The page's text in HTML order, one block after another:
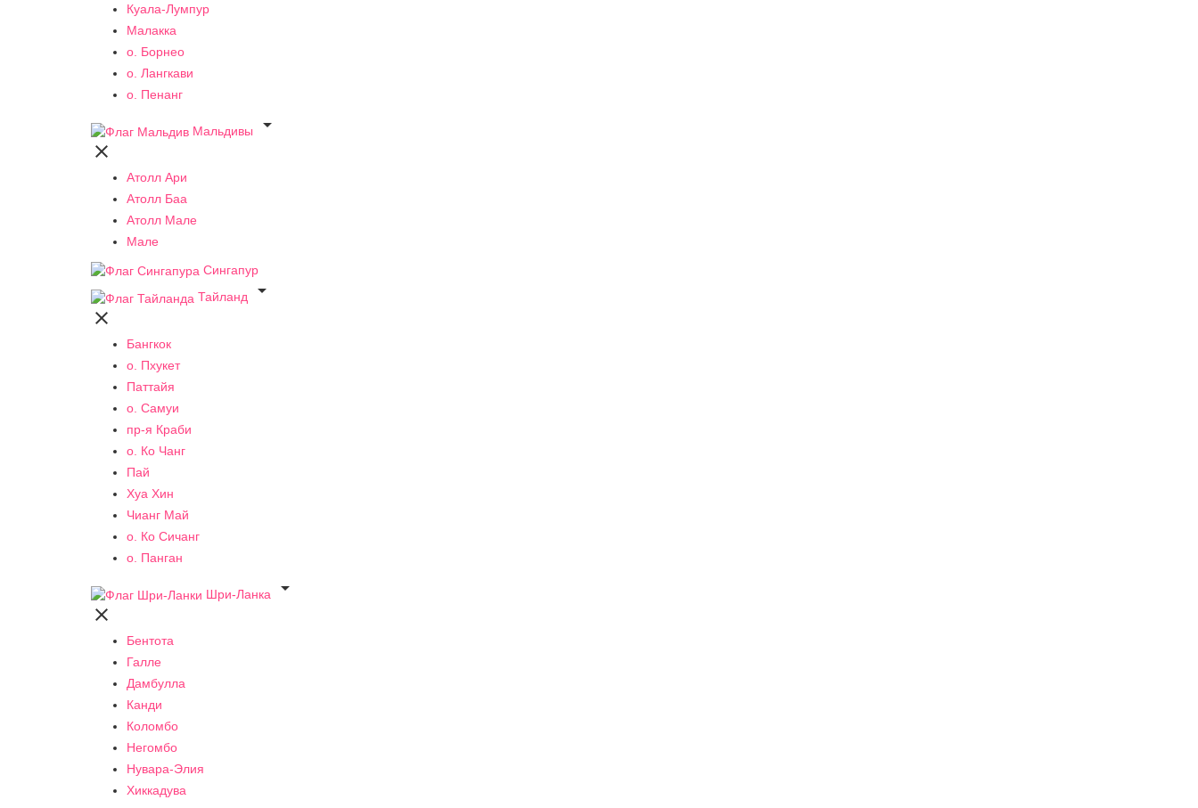
Куала-Лумпур
Малакка
о. Борнео
о. Лангкави
о. Пенанг
Мальдивы


Атолл Ари
Атолл Баа
Атолл Мале
Мале
Сингапур
Тайланд


Бангкок
о. Пхукет
Паттайя
о. Самуи
пр-я Краби
о. Ко Чанг
Пай
Хуа Хин
Чианг Май
о. Ко Сичанг
о. Панган
Шри-Ланка


Бентота
Галле
Дамбулла
Канди
Коломбо
Негомбо
Нувара-Элия
Хиккадува